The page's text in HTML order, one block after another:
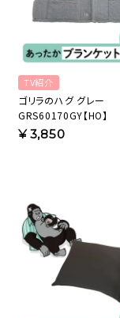
TV紹介
ゴリラのハグ グレー
GRS60170GY【HO】
¥3,850